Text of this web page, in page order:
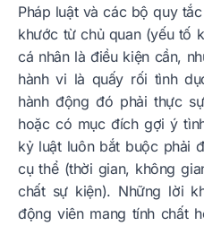
Pháp luật và các bộ quy
khước từ chủ quan (yếu tố
cá nhân là điều kiện cần,
hành vi là quấy rối tình
hành động đó phải thực
hoặc có mục đích gợi ý
kỷ luật luôn bắt buộc phải
cụ thể (thời gian, không
chất sự kiện). Những lời
động viên mang tính chất